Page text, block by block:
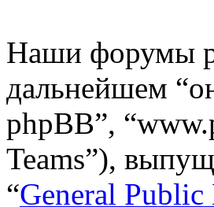
Наши форумы
дальнейшем
phpBB”,
Teams”),
“General Public